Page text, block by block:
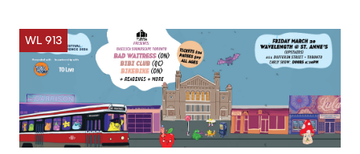
WL 913